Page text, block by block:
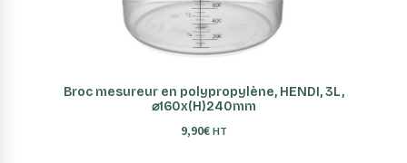
AJOUTER AU PANIER
Broc mesureur en polypropylène, HENDI, 3L,
⌀160x(H)240mm
9,90€ HT